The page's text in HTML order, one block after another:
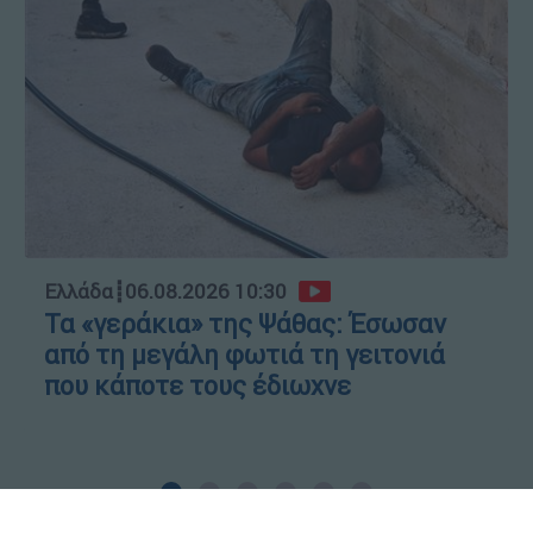
Ελλάδα┋06.08.2026 10:30
Τα «γεράκια» της Ψάθας: Έσωσαν
από τη μεγάλη φωτιά τη γειτονιά
που κάποτε τους έδιωχνε